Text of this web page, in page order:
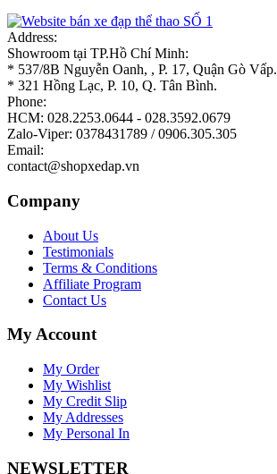
Address:
Showroom tại TP.Hồ Chí Minh:
* 537/8B Nguyễn Oanh, , P. 17, Quận Gò Vấp.
* 321 Hồng Lạc, P. 10, Q. Tân Bình.
Phone:
HCM: 028.2253.0644 - 028.3592.0679
Zalo-Viper: 0378431789 / 0906.305.305
Email:
contact@shopxedap.vn
Company
About Us
Testimonials
Terms & Conditions
Affiliate Program
Contact Us
My Account
My Order
My Wishlist
My Credit Slip
My Addresses
My Personal In
NEWSLETTER